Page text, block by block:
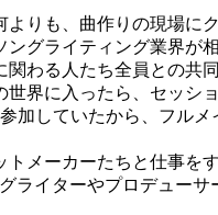
りも、曲作りの現場に
グライティング業界が
わる人たち全員との共
界に入ったら、セッシ
加していたから、フル
メーカーたちと仕事を
ライターやプロデュー